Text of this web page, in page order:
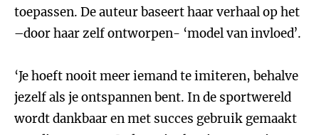
toepassen. De auteur baseert haar verhaal op het
–door haar zelf ontworpen- ‘model van invloed’.
‘Je hoeft nooit meer iemand te imiteren, behalve
jezelf als je ontspannen bent. In de sportwereld
wordt dankbaar en met succes gebruik gemaakt